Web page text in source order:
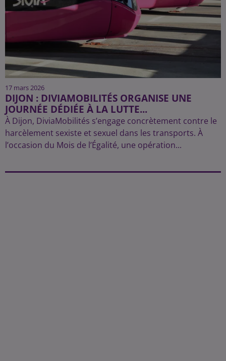
17 mars 2026
DIJON : DIVIAMOBILITÉS ORGANISE UNE
JOURNÉE DÉDIÉE À LA LUTTE...
À Dijon, DiviaMobilités s’engage concrètement contre le
harcèlement sexiste et sexuel dans les transports. À
l’occasion du Mois de l’Égalité, une opération...